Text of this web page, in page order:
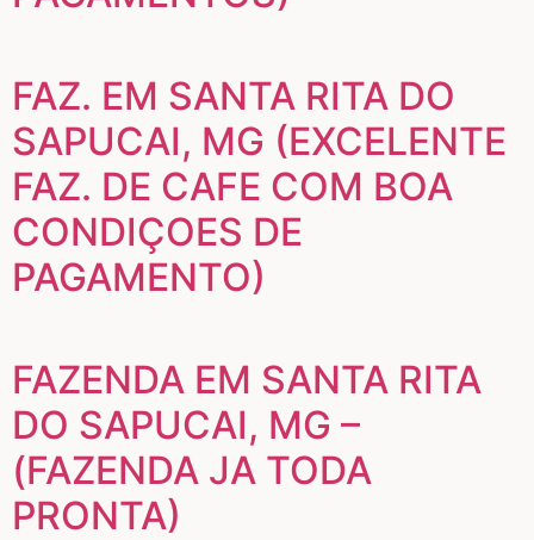
FAZ. EM SANTA RITA DO
SAPUCAI, MG (EXCELENTE
FAZ. DE CAFE COM BOA
CONDIÇOES DE
PAGAMENTO)
FAZENDA EM SANTA RITA
DO SAPUCAI, MG –
(FAZENDA JA TODA
PRONTA)